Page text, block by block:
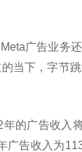
广告业务
当下，字节
的广告收入
广告收入为